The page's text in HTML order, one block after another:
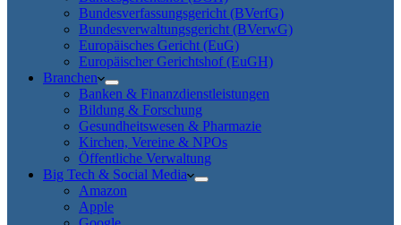
Bundesverfassungsgericht (BVerfG)
Bundesverwaltungsgericht (BVerwG)
Europäisches Gericht (EuG)
Europäischer Gerichtshof (EuGH)
Branchen
Banken & Finanzdienstleistungen
Bildung & Forschung
Gesundheitswesen & Pharmazie
Kirchen, Vereine & NPOs
Öffentliche Verwaltung
Big Tech & Social Media
Amazon
Apple